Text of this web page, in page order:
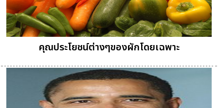
คุณประโยชน์ต่างๆของผักโดยเฉพาะ